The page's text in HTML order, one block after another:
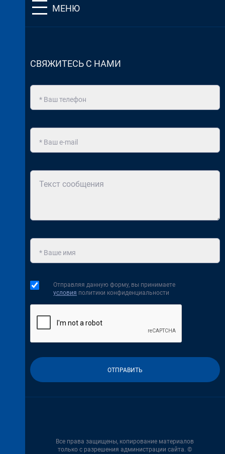
МЕНЮ
СВЯЖИТЕСЬ С НАМИ
Отправляя данную форму, вы принимаете
условия политики конфиденциальности
Все права защищены, копирование материалов
только с разрешения администрации сайта. ©